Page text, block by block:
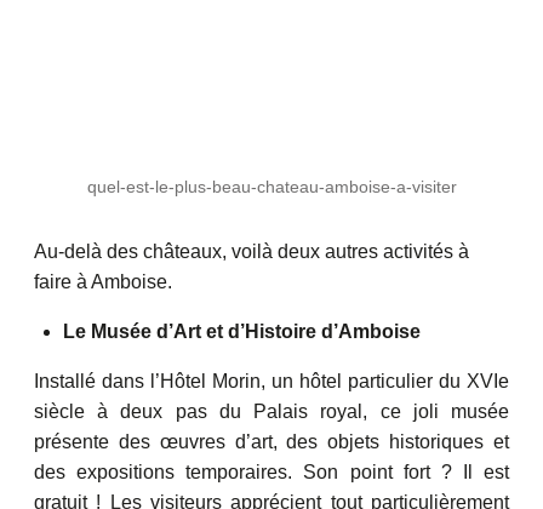
quel-est-le-plus-beau-chateau-amboise-a-visiter
Au-delà des châteaux, voilà deux autres activités à
faire à Amboise.
Le Musée d’Art et d’Histoire d’Amboise
Installé dans l’Hôtel Morin, un hôtel particulier du XVIe
siècle à deux pas du Palais royal, ce joli musée
présente des œuvres d’art, des objets historiques et
des expositions temporaires. Son point fort ? Il est
gratuit ! Les visiteurs apprécient tout particulièrement